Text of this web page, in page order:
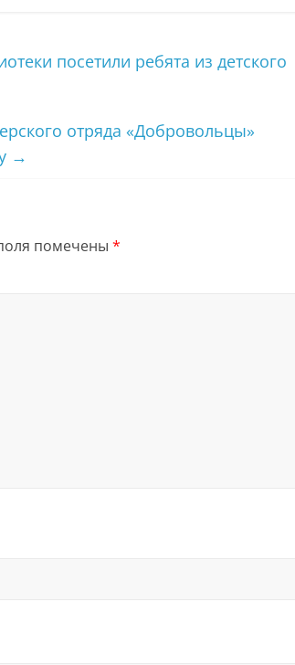
посетили ребята из детского
отряда «Добровольцы»
→
помечены *